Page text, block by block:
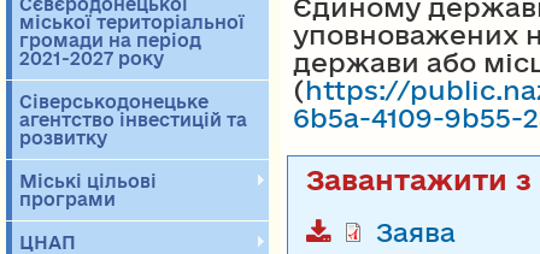
Сєвєродонецької
міської територіальної
громади на період
2021-2027 року
Сіверськодонецьке
агентство інвестицій та
розвитку
Міські цільові
програми
ЦНАП
Єдиному
уповноважених
держави або
(https://
6b5a-4109-9b55-
Заява